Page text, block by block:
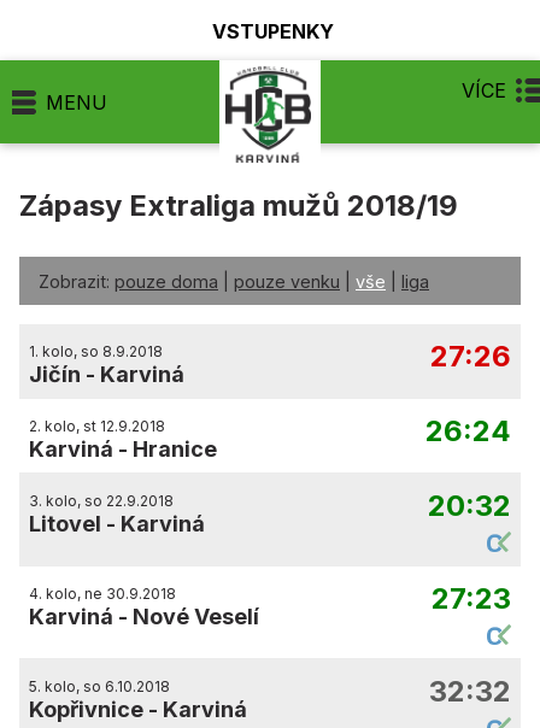
VSTUPENKY
MENU VÍCE
Zápasy Extraliga mužů 2018/19
Zobrazit: pouze doma pouze venku vše liga
1. kolo, so 8.9.2018
Jičín - Karviná
27:26
2. kolo, st 12.9.2018
Karviná - Hranice
26:24
3. kolo, so 22.9.2018
Litovel - Karviná
20:32
4. kolo, ne 30.9.2018
Karviná - Nové Veselí
27:23
5. kolo, so 6.10.2018
Kopřivnice - Karviná
32:32